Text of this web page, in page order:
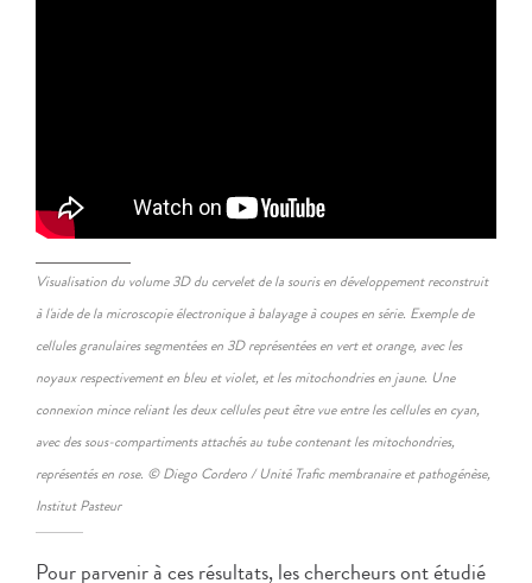
Visualisation du volume 3D du cervelet de la souris en développement reconstruit
à l'aide de la microscopie électronique à balayage à coupes en série. Exemple de
cellules granulaires segmentées en 3D représentées en vert et orange, avec les
noyaux respectivement en bleu et violet, et les mitochondries en jaune. Une
connexion mince reliant les deux cellules peut être vue entre les cellules en cyan,
avec des sous-compartiments attachés au tube contenant les mitochondries,
représentés en rose. © Diego Cordero / Unité Trafic membranaire et pathogénèse,
Institut Pasteur
Pour parvenir à ces résultats, les chercheurs ont étudié